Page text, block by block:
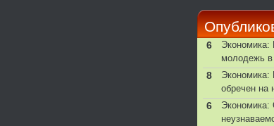
6
Экономика:
молодежь
8
Экономика:
обречен на
6
Экономика: